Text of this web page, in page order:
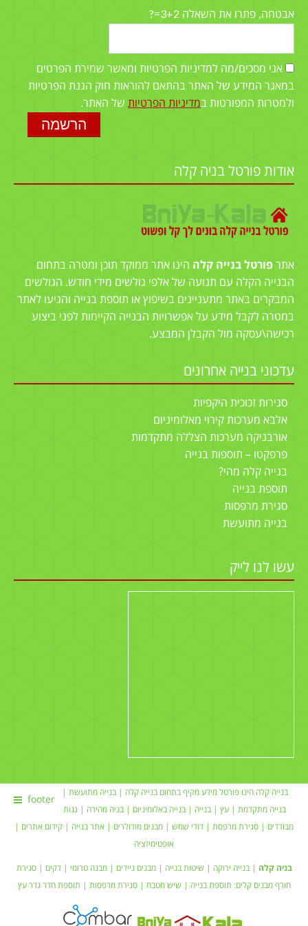
אבטחה, פתרו את השאלה 3+2=?
אני מסכים/מה למדיניות הפרטיות ומאשר שמירת הפרטים
במאגר המידע של האתר בהתאם להוראות חוק הגנת הפרטיות
ולמטרות המפורטות במדיניות הפרטיות של האתר.
אודות פורטל בניה קלה
אתר פורטל בנייה קלה הינו אתר ממוקד תוכן ומטרה בתחום
הבנייה הקלה עם תנועה של אלפי גולשים מידי חודש. הגולשים
המבקרים באתר מתעניינים בשיפוץ או תוספת בנייה והגיעו לאתר
במטרה לקבל מידע על אפשרויות הבנייה הקיימות לפני ביצוע
רכישה\עסקה מול הקבלן המבצע.
עדכוני בנייה אחרונים
סגירות זכוכית היקפיות
אלבא מערכות קירוי מאלומיניום
אורבניקה מערכות הצללה מתקדמות
פרפקטו – תוספות בנייה
בנייה קלה מהי?
תוספת בנייה
סגירת מרפסות
בנייה מתועשת
עשו לנו לייק
footer
בנייה קלה הינו פורטל מידע מקיף בתחוםבנייה קלה |בנייה מתועשת
בנייה מתקדמת | עץ בנייה בנייה באלומיניום בניה מהירה
גגות
מבודדים
סגירת מרפסת דודי שמש | מבנים מודולרים | אתר בנייה קידום אתרים
אופטימיזציה
בניה קלה |בנייה ירוקה שיטות בנייה |מבנים ניידים | מבנה טרומי |דקים |סגירת
חורף מבנים קלים: תוספת בנייה שיש מטבח | סגירת מרפסות | תוספת חדרגדר עץ